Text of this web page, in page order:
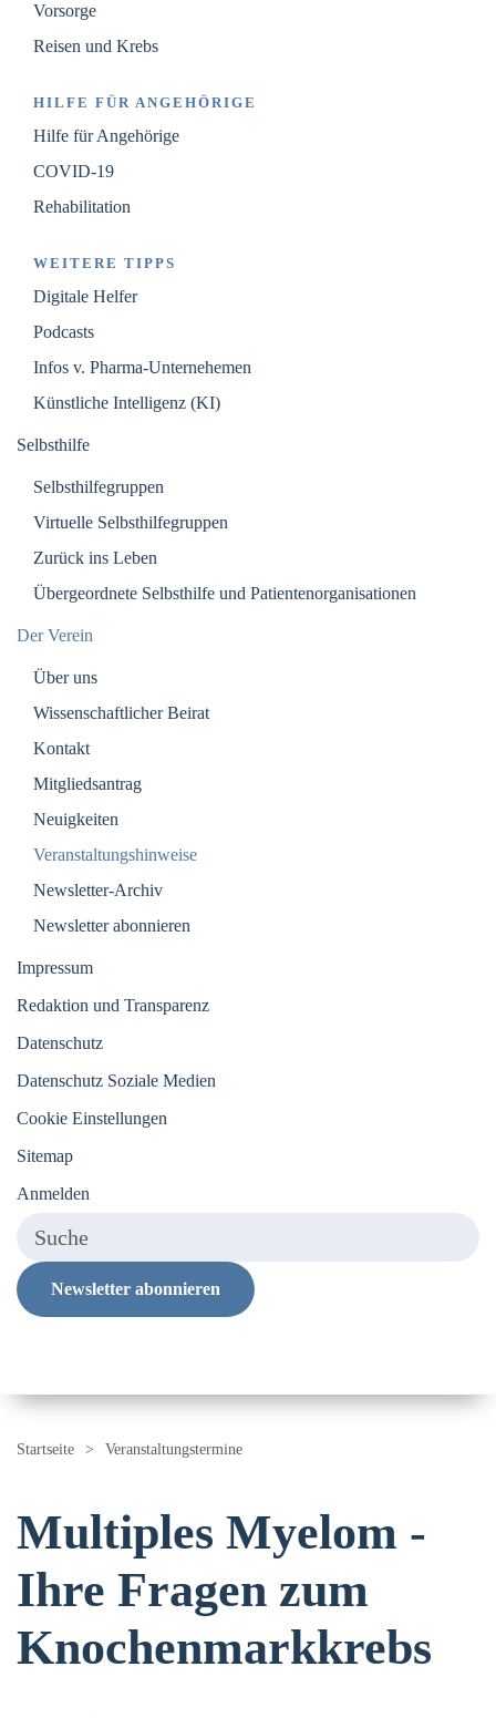
Vorsorge
Reisen und Krebs
HILFE FÜR ANGEHÖRIGE
Hilfe für Angehörige
COVID-19
Rehabilitation
WEITERE TIPPS
Digitale Helfer
Podcasts
Infos v. Pharma-Unternehemen
Künstliche Intelligenz (KI)
Selbsthilfe
Selbsthilfegruppen
Virtuelle Selbsthilfegruppen
Zurück ins Leben
Übergeordnete Selbsthilfe und Patientenorganisationen
Der Verein
Über uns
Wissenschaftlicher Beirat
Kontakt
Mitgliedsantrag
Neuigkeiten
Veranstaltungshinweise
Newsletter-Archiv
Newsletter abonnieren
Impressum
Redaktion und Transparenz
Datenschutz
Datenschutz Soziale Medien
Cookie Einstellungen
Sitemap
Anmelden
Newsletter abonnieren
Startseite Veranstaltungstermine
Multiples Myelom -
Ihre Fragen zum
Knochenmarkkrebs